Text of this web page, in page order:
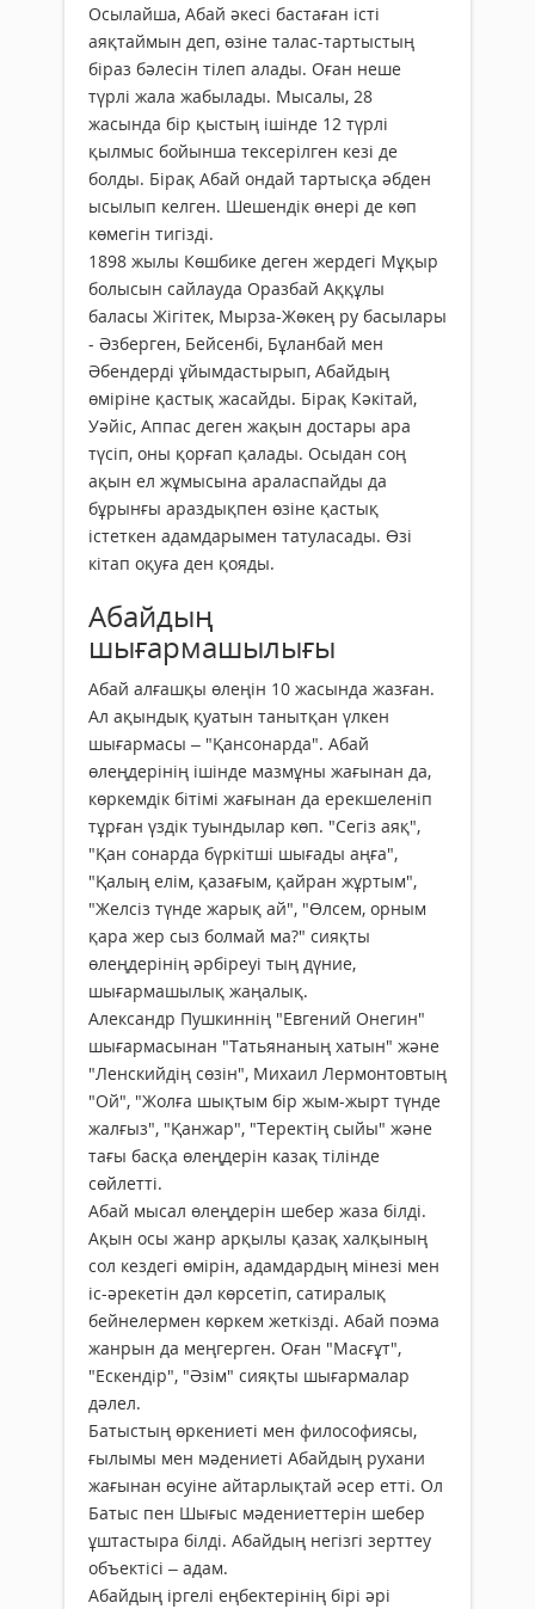
Осылайша, Абай әкесі бастаған істі
аяқтаймын деп, өзіне талас-тартыстың
біраз бәлесін тілеп алады. Оған неше
түрлі жала жабылады. Мысалы, 28
жасында бір қыстың ішінде 12 түрлі
қылмыс бойынша тексерілген кезі де
болды. Бірақ Абай ондай тартысқа әбден
ысылып келген. Шешендік өнері де көп
көмегін тигізді.
1898 жылы Көшбике деген жердегі Мұқыр
болысын сайлауда Оразбай Аққұлы
баласы Жігітек, Мырза-Жөкең ру басылары
- Әзберген, Бейсенбі, Бұланбай мен
Әбендерді ұйымдастырып, Абайдың
өміріне қастық жасайды. Бірақ Кәкітай,
Уәйіс, Аппас деген жақын достары ара
түсіп, оны қорғап қалады. Осыдан соң
ақын ел жұмысына араласпайды да
бұрынғы араздықпен өзіне қастық
істеткен адамдарымен татуласады. Өзі
кітап оқуға ден қояды.
Абайдың
шығармашылығы
Абай алғашқы өлеңін 10 жасында жазған.
Ал ақындық қуатын танытқан үлкен
шығармасы – "Қансонарда". Абай
өлеңдерінің ішінде мазмұны жағынан да,
көркемдік бітімі жағынан да ерекшеленіп
тұрған үздік туындылар көп. "Сегіз аяқ",
"Қан сонарда бүркітші шығады аңға",
"Қалың елім, қазағым, қайран жұртым",
"Желсіз түнде жарық ай", "Өлсем, орным
қара жер сыз болмай ма?" сияқты
өлеңдерінің әрбіреуі тың дүние,
шығармашылық жаңалық.
Александр Пушкиннің "Евгений Онегин"
шығармасынан "Татьянаның хатын" және
"Ленскийдің сөзін", Михаил Лермонтовтың
"Ой", "Жолға шықтым бір жым-жырт түнде
жалғыз", "Қанжар", "Теректің сыйы" және
тағы басқа өлеңдерін казақ тілінде
сөйлетті.
Абай мысал өлеңдерін шебер жаза білді.
Ақын осы жанр арқылы қазақ халқының
сол кездегі өмірін, адамдардың мінезі мен
іс-әрекетін дәл көрсетіп, сатиралық
бейнелермен көркем жеткізді. Абай поэма
жанрын да меңгерген. Оған "Масғұт",
"Ескендір", "Әзім" сияқты шығармалар
дәлел.
Батыстың өркениеті мен философиясы,
ғылымы мен мәдениеті Абайдың рухани
жағынан өсуіне айтарлықтай әсер етті. Ол
Батыс пен Шығыс мәдениеттерін шебер
ұштастыра білді. Абайдың негізгі зерттеу
объектісі – адам.
Абайдың іргелі еңбектерінің бірі әрі